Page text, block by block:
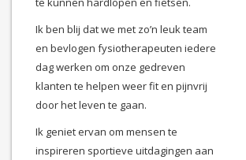
Ik ben blij dat we met zo’n leuk team
en bevlogen fysiotherapeuten iedere
dag werken om onze gedreven
klanten te helpen weer fit en pijnvrij
door het leven te gaan.
Ik geniet ervan om mensen te
inspireren sportieve uitdagingen aan